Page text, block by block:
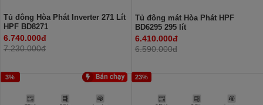
Tủ đông Hòa Phát Inverter 271 Lít
HPF BD8271
6.740.000đ
7.230.000đ
Tủ đông mát Hòa Phát HPF
BD6295 295 lít
6.410.000đ
6.590.000đ
3% 23%